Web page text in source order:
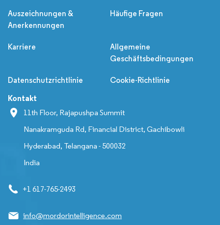
Auszeichnungen &
Anerkennungen
Häufige Fragen
Karriere
Allgemeine
Geschäftsbedingungen
Datenschutzrichtlinie Cookie-Richtlinie
Kontakt
11th Floor, Rajapushpa Summit
Nanakramguda Rd, Financial District, Gachibowli
Hyderabad, Telangana - 500032
India
+1 617-765-2493
info@mordorintelligence.com